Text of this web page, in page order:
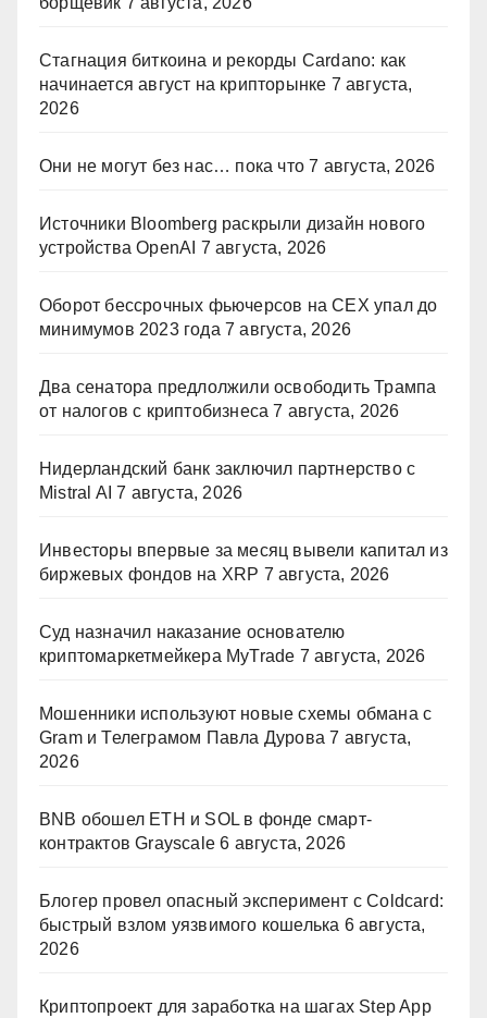
Стагнация биткоина и рекорды Cardano: как
начинается август на крипторынке 7 августа,
2026
Они не могут без нас… пока что 7 августа, 2026
Источники Bloomberg раскрыли дизайн нового
устройства OpenAI 7 августа, 2026
Оборот бессрочных фьючерсов на CEX упал до
минимумов 2023 года 7 августа, 2026
Два сенатора предлолжили освободить Трампа
от налогов с криптобизнеса 7 августа, 2026
Нидерландский банк заключил партнерство с
Mistral AI 7 августа, 2026
Инвесторы впервые за месяц вывели капитал из
биржевых фондов на XRP 7 августа, 2026
Суд назначил наказание основателю
криптомаркетмейкера MyTrade 7 августа, 2026
Мошенники используют новые схемы обмана с
Gram и Телеграмом Павла Дурова 7 августа,
2026
BNB обошел ETH и SOL в фонде смарт-
контрактов Grayscale 6 августа, 2026
Блогер провел опасный эксперимент с Coldcard:
быстрый взлом уязвимого кошелька 6 августа,
2026
Криптопроект для заработка на шагах Step App